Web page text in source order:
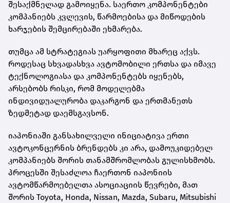
შესაქმნელად გამოიყენა. საერთო კომპონენტები
კომპანიებს კვლევის, წარმოებისა და მიწოდების
ხარჯების შემცირებაში ეხმარება.
თუმცა ამ სტრატეგიას უარყოფითი მხარეც აქვს.
როდესაც სხვადასხვა ავტომობილი ერთსა და იმავე
ტექნოლოგიასა და კომპონენტებს იყენებს,
არსებობს რისკი, რომ მოდელებმა
ინდივიდუალურობა დაკარგონ და ერთმანეთს
ზედმეტად დაემსგავსონ.
იაპონიაში განსახილველი ინიციატივა ერთი
ავტოკონცერნის ბრენდებს კი არა, დამოუკიდებელ
კომპანიებს შორის თანამშრომლობას გულისხმობს.
პროცესში შესაძლოა ჩაერთონ იაპონიის
ავტომწარმოებელთა ასოციაციის წევრები, მათ
შორის Toyota, Honda, Nissan, Mazda, Subaru, Mitsubishi